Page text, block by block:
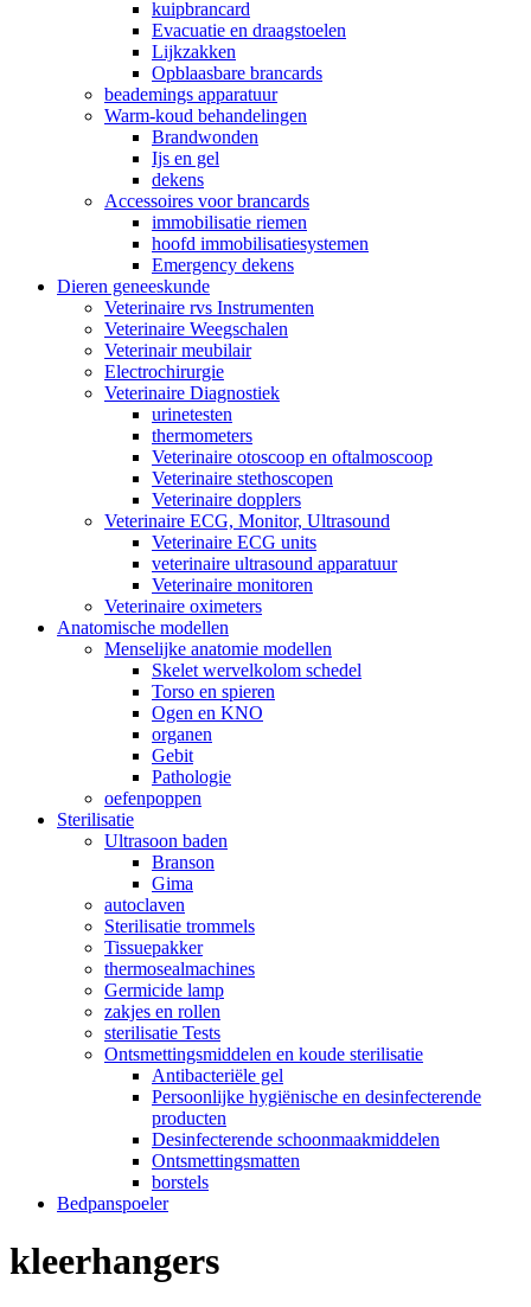
kuipbrancard
Evacuatie en draagstoelen
Lijkzakken
Opblaasbare brancards
beademings apparatuur
Warm-koud behandelingen
Brandwonden
Ijs en gel
dekens
Accessoires voor brancards
immobilisatie riemen
hoofd immobilisatiesystemen
Emergency dekens
Dieren geneeskunde
Veterinaire rvs Instrumenten
Veterinaire Weegschalen
Veterinair meubilair
Electrochirurgie
Veterinaire Diagnostiek
urinetesten
thermometers
Veterinaire otoscoop en oftalmoscoop
Veterinaire stethoscopen
Veterinaire dopplers
Veterinaire ECG, Monitor, Ultrasound
Veterinaire ECG units
veterinaire ultrasound apparatuur
Veterinaire monitoren
Veterinaire oximeters
Anatomische modellen
Menselijke anatomie modellen
Skelet wervelkolom schedel
Torso en spieren
Ogen en KNO
organen
Gebit
Pathologie
oefenpoppen
Sterilisatie
Ultrasoon baden
Branson
Gima
autoclaven
Sterilisatie trommels
Tissuepakker
thermosealmachines
Germicide lamp
zakjes en rollen
sterilisatie Tests
Ontsmettingsmiddelen en koude sterilisatie
Antibacteriële gel
Persoonlijke hygiënische en desinfecterende
producten
Desinfecterende schoonmaakmiddelen
Ontsmettingsmatten
borstels
Bedpanspoeler
kleerhangers